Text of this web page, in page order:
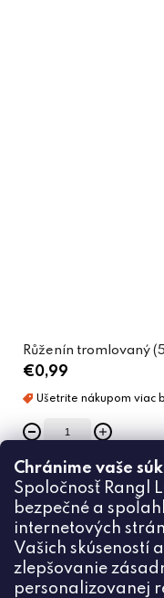
Chránime vaše
Spoločnosť Rangl
bezpečné a
internetových
Vašich skúseností
zlepšovanie
personalizovanej
Růženín tromlovaný
€0,99